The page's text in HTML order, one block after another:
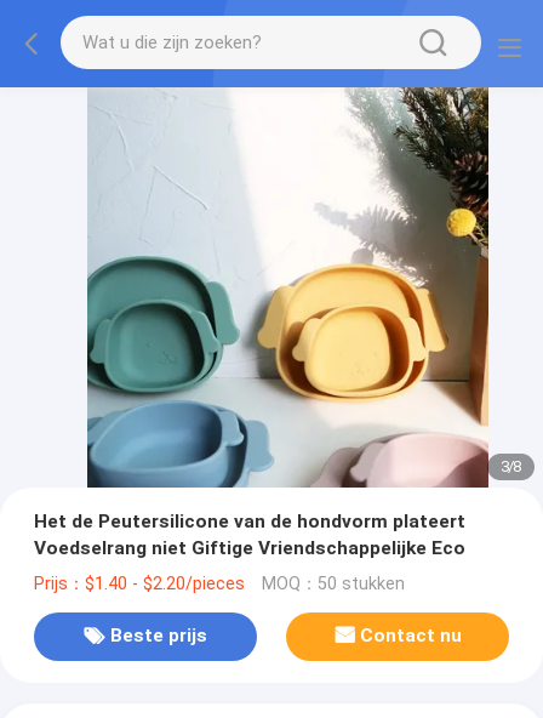
3/8
Het de Peutersilicone van de hondvorm plateert
Voedselrang niet Giftige Vriendschappelijke Eco
Prijs：$1.40 - $2.20/pieces MOQ：50 stukken
Beste prijs Contact nu